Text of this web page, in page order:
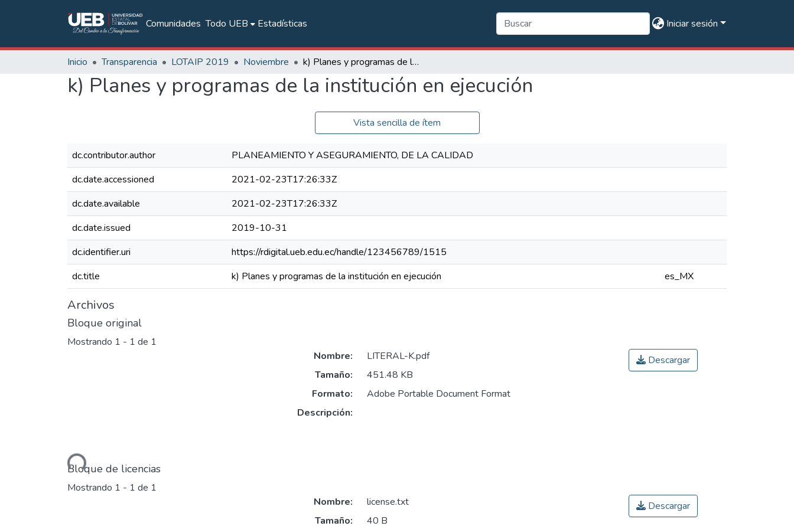
Comunidades Todo UEB Estadísticas Iniciar sesión
Inicio Transparencia LOTAIP 2019 Noviembre k) Planes y programas de la institución en ejecución
k) Planes y programas de la institución en ejecución
Vista sencilla de ítem
dc.contributor.author
PLANEAMIENTO Y ASEGURAMIENTO, DE LA CALIDAD
dc.date.accessioned
2021-02-23T17:26:33Z
dc.date.available
2021-02-23T17:26:33Z
dc.date.issued
2019-10-31
dc.identifier.uri
https://rdigital.ueb.edu.ec/handle/123456789/1515
dc.title
k) Planes y programas de la institución en ejecución es_MX
Archivos
Bloque original
Mostrando 1 - 1 de 1
Cargando...
Nombre:
LITERAL-K.pdf
Tamaño:
451.48 KB
Formato:
Adobe Portable Document Format
Descripción:
Descargar
Bloque de licencias
Mostrando 1 - 1 de 1
Nombre:
license.txt
Tamaño:
40 B
Descargar